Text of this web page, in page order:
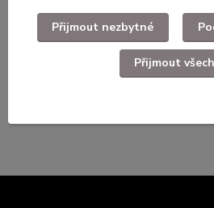
Zboží zařazeno v kategoriích
Faleristika, odznaky, nášivky
Přijmout nezbytné
Přijmout